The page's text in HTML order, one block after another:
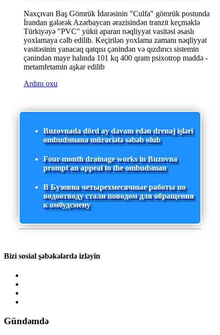
Naxçıvan Baş Gömrük İdarəsinin "Culfa" gömrük postunda
İrandan gələrək Azərbaycan ərazisindən tranzit keçməklə
Türkiyəyə "PVC" yükü aparan nəqliyyat vasitəsi əsaslı
yoxlamaya cəlb edilib. Keçirilən yoxlama zamanı nəqliyyat
vasitəsinin yanacaq qatqısı çənindən və qızdırıcı sistemin
çənindən maye halında 101 kq 400 qram psixotrop maddə -
metamfetamin aşkar edilib
Ardını oxu
Buzovnada dörd ay davam edən drenaj işləri
ombudsmana müraciətə səbəb olub
Four-month drainage works in Buzovna
prompt an appeal to the ombudsman
В Бузовна четырехмесячные работы по
водоотводу стали поводом для обращения
к омбудсмену
Bizi sosial şəbəkələrdə izləyin
Gündəmdə